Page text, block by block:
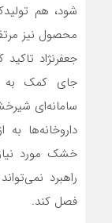
شود، هم
محصول نیز
جعفرنژاد
جای کمک به
سامانه‌ای
داروخانه‌ها
خشک مورد
راهبرد
فصل کند.